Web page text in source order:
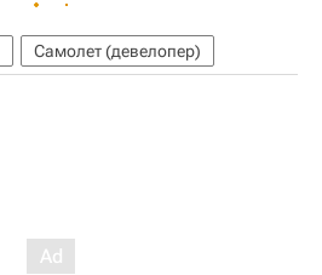
Самолет (девелопер)